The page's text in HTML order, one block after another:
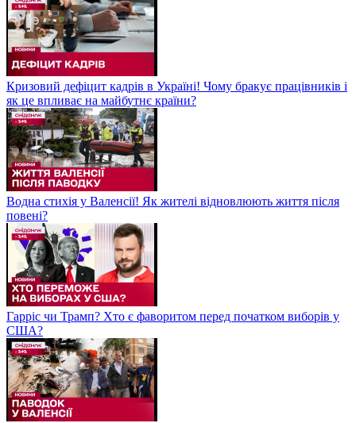
Кризовий дефіцит кадрів в Україні! Чому бракує працівників і
як це впливає на майбутнє країни?
Водна стихія у Валенсії! Як жителі відновлюють життя після
повені?
Гарріс чи Трамп? Хто є фаворитом перед початком виборів у
США?